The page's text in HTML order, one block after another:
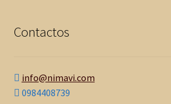
Contactos
info@nimavi.com
0984408739